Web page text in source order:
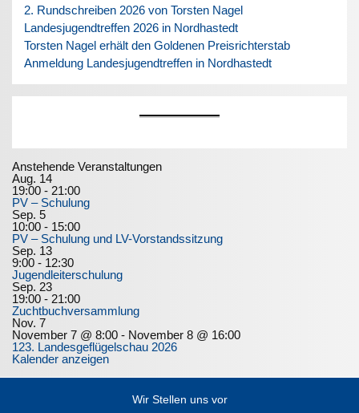
2. Rundschreiben 2026 von Torsten Nagel
Landesjugendtreffen 2026 in Nordhastedt
Torsten Nagel erhält den Goldenen Preisrichterstab
Anmeldung Landesjugendtreffen in Nordhastedt
Anstehende Veranstaltungen
Aug. 14
19:00 - 21:00
PV – Schulung
Sep.5
10:00 - 15:00
PV – Schulung und LV-Vorstandssitzung
Sep. 13
9:00 - 12:30
Jugendleiterschulung
Sep. 23
19:00 - 21:00
Zuchtbuchversammlung
Nov.7
November 7 @ 8:00 - November 8 @ 16:00
123. Landesgeflügelschau 2026
Kalender anzeigen
Wir Stellen uns vor